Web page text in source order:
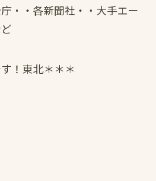
・・各新聞社・・大手エー
東北＊＊＊